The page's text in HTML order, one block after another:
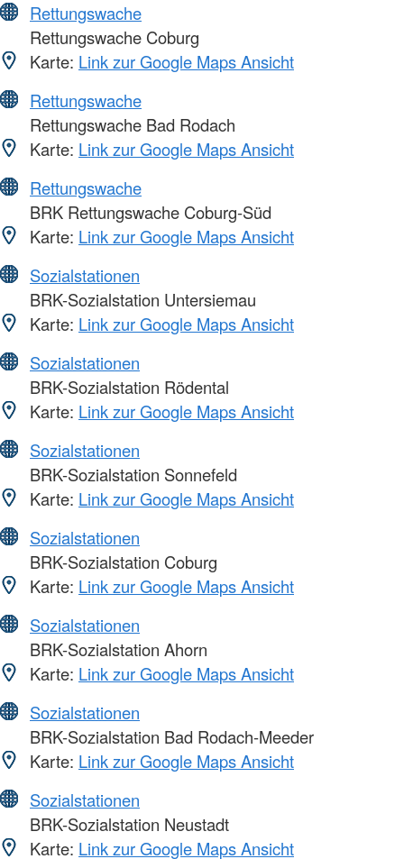
Rettungswache
Rettungswache Coburg
Karte: Link zur Google Maps Ansicht
Rettungswache
Rettungswache Bad Rodach
Karte: Link zur Google Maps Ansicht
Rettungswache
BRK Rettungswache Coburg-Süd
Karte: Link zur Google Maps Ansicht
Sozialstationen
BRK-Sozialstation Untersiemau
Karte: Link zur Google Maps Ansicht
Sozialstationen
BRK-Sozialstation Rödental
Karte: Link zur Google Maps Ansicht
Sozialstationen
BRK-Sozialstation Sonnefeld
Karte: Link zur Google Maps Ansicht
Sozialstationen
BRK-Sozialstation Coburg
Karte: Link zur Google Maps Ansicht
Sozialstationen
BRK-Sozialstation Ahorn
Karte: Link zur Google Maps Ansicht
Sozialstationen
BRK-Sozialstation Bad Rodach-Meeder
Karte: Link zur Google Maps Ansicht
Sozialstationen
BRK-Sozialstation Neustadt
Karte: Link zur Google Maps Ansicht